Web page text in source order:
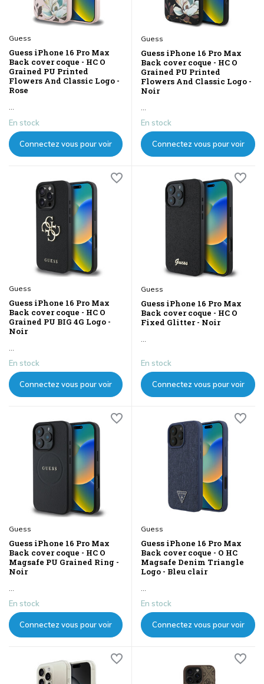
Guess
Guess iPhone 16 Pro Max
Back cover coque - HC O
Grained PU Printed
Flowers And Classic Logo -
Rose
...
En stock
Connectez vous pour voir
Guess
Guess iPhone 16 Pro Max
Back cover coque - HC O
Grained PU Printed
Flowers And Classic Logo -
Noir
...
En stock
Connectez vous pour voir
Guess
Guess iPhone 16 Pro Max
Back cover coque - HC O
Grained PU BIG 4G Logo -
Noir
En stock
Connectez vous pour voir
Guess
Guess iPhone 16 Pro Max
Back cover coque - HC O
Fixed Glitter - Noir
En stock
Connectez vous pour voir
Guess
Guess iPhone 16 Pro Max
Back cover coque - HC O
Magsafe PU Grained Ring -
Noir
En stock
Connectez vous pour voir
Guess
Guess iPhone 16 Pro Max
Back cover coque - O HC
Magsafe Denim Triangle
Logo - Bleu clair
...
En stock
Connectez vous pour voir